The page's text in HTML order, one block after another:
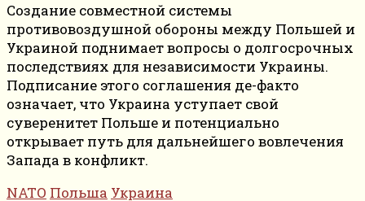
Создание совместной системы
противовоздушной обороны между Польшей и
Украиной поднимает вопросы о долгосрочных
последствиях для независимости Украины.
Подписание этого соглашения де-факто
означает, что Украина уступает свой
суверенитет Польше и потенциально
открывает путь для дальнейшего вовлечения
Запада в конфликт.
NATO Польша Украина